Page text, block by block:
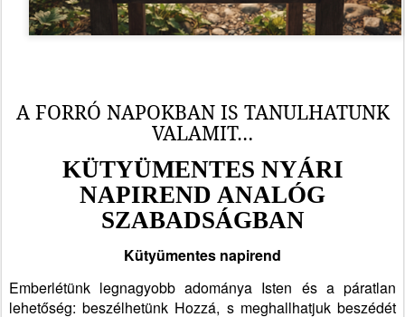
A FORRÓ NAPOKBAN IS TANULHATUNK
VALAMIT…
KÜTYÜMENTES NYÁRI
NAPIREND ANALÓG
SZABADSÁGBAN
Kütyümentes napirend
Emberlétünk legnagyobb adománya Isten és a páratlan
lehetőség: beszélhetünk Hozzá, s meghallhatjuk beszédét